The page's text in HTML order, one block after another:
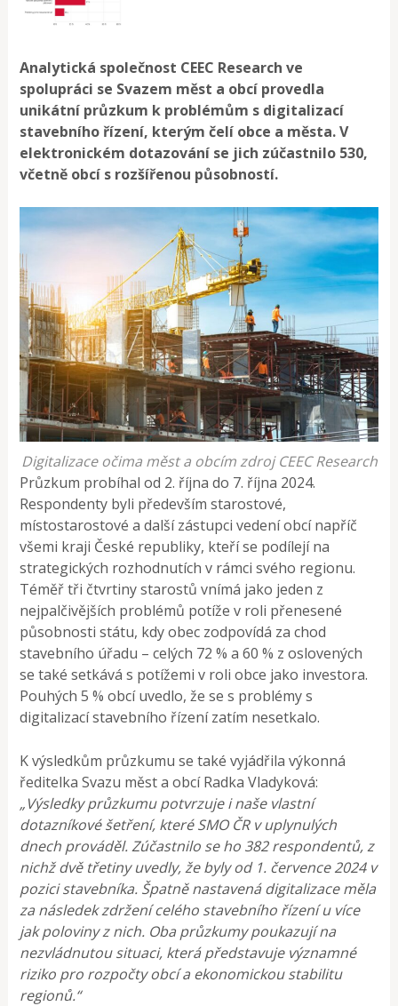
Analytická společnost CEEC Research ve
spolupráci se Svazem měst a obcí provedla
unikátní průzkum k problémům s digitalizací
stavebního řízení, kterým čelí obce a města. V
elektronickém dotazování se jich zúčastnilo 530,
včetně obcí s rozšířenou působností.
Digitalizace očima měst a obcím zdroj CEEC Research
Průzkum probíhal od 2. října do 7. října 2024.
Respondenty byli především starostové,
místostarostové a další zástupci vedení obcí napříč
všemi kraji České republiky, kteří se podílejí na
strategických rozhodnutích v rámci svého regionu.
Téměř tři čtvrtiny starostů vnímá jako jeden z
nejpalčivějších problémů potíže v roli přenesené
působnosti státu, kdy obec zodpovídá za chod
stavebního úřadu – celých 72 % a 60 % z oslovených
se také setkává s potížemi v roli obce jako investora.
Pouhých 5 % obcí uvedlo, že se s problémy s
digitalizací stavebního řízení zatím nesetkalo.
K výsledkům průzkumu se také vyjádřila výkonná
ředitelka Svazu měst a obcí Radka Vladyková:
„Výsledky průzkumu potvrzuje i naše vlastní
dotazníkové šetření, které SMO ČR v uplynulých
dnech prováděl. Zúčastnilo se ho 382 respondentů, z
nichž dvě třetiny uvedly, že byly od 1. července 2024 v
pozici stavebníka. Špatně nastavená digitalizace měla
za následek zdržení celého stavebního řízení u více
jak poloviny z nich. Oba průzkumy poukazují na
nezvládnutou situaci, která představuje významné
riziko pro rozpočty obcí a ekonomickou stabilitu
regionů.“